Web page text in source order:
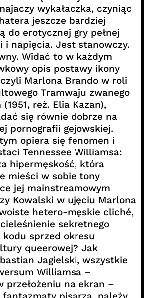
wykałaczka, czyniąc
jeszcze bardziej
do erotycznej gry pełnej
i napięcia. Jest stanowczy.
Widać to w każdym
opis postawy ikony
Marlona Brando w roli
Tramwaju zwanego
reż. Elia Kazan),
się równie dobrze na
pornografii gejowskiej.
opiera się fenomen i
Tennessee Williamsa:
hipermęskość, która
mieści w sobie tony
jej mainstreamowym
Kowalski w ujęciu Marlona
hetero-męskie cliché,
sekretnego
kodu sprzed okresu
queerowej? Jak
Jagielski, wszystkie
Williamsa –
przełożeniu na ekran –